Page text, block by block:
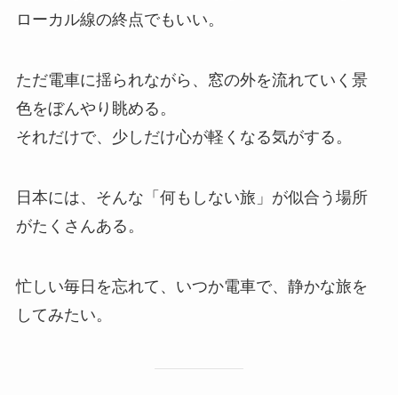
ローカル線の終点でもいい。
ただ電車に揺られながら、窓の外を流れていく景
色をぼんやり眺める。
それだけで、少しだけ心が軽くなる気がする。
日本には、そんな「何もしない旅」が似合う場所
がたくさんある。
忙しい毎日を忘れて、いつか電車で、静かな旅を
してみたい。